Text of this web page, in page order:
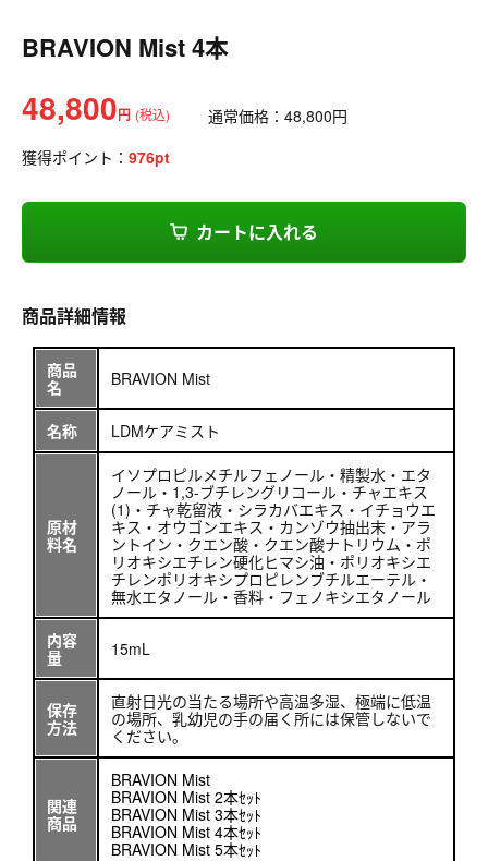
BRAVION Mist 4本
48,800円 (税込) 通常価格： 48,800円
獲得ポイント： 976pt
カートに入れる
商品詳細情報
商品
名
BRAVION Mist
名称 LDMケアミスト
原材
料名
イソプロピルメチルフェノール・精製水・エタ
ノール・1,3-ブチレングリコール・チャエキス
(1)・チャ乾留液・シラカバエキス・イチョウエ
キス・オウゴンエキス・カンゾウ抽出末・アラ
ントイン・クエン酸・クエン酸ナトリウム・ポ
リオキシエチレン硬化ヒマシ油・ポリオキシエ
チレンポリオキシプロピレンブチルエーテル・
無水エタノール・香料・フェノキシエタノール
内容
量
15mL
保存
方法
直射日光の当たる場所や高温多湿、極端に低温
の場所、乳幼児の手の届く所には保管しないで
ください。
関連
商品
BRAVION Mist
BRAVION Mist 2本ｾｯﾄ
BRAVION Mist 3本ｾｯﾄ
BRAVION Mist 4本ｾｯﾄ
BRAVION Mist 5本ｾｯﾄ